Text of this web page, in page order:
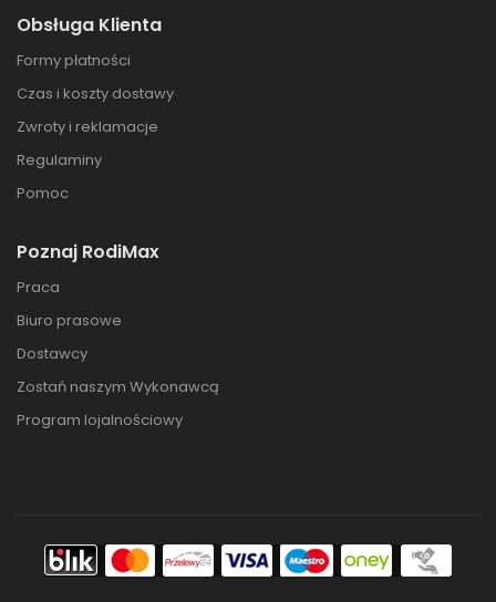
Obsługa Klienta
Formy płatności
Czas i koszty dostawy
Zwroty i reklamacje
Regulaminy
Pomoc
Poznaj RodiMax
Praca
Biuro prasowe
Dostawcy
Zostań naszym Wykonawcą
Program lojalnościowy